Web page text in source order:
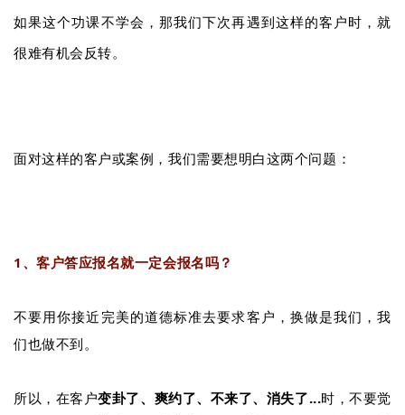
如果这个功课不学会，那我们下次再遇到这样的客户时，就
很难有机会反转。
面对这样的客户或案例，我们需要想明白这两个问题：
1、客户答应报名就一定会报名吗？
不要用你接近完美的道德标准去要求客户，换做是我们，我
们也做不到。
所以，在客户变卦了、爽约了、不来了、消失了...时，不要觉